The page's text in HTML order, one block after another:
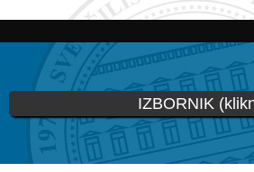
Skoči
glavni
sadržaj
IZBORNIK